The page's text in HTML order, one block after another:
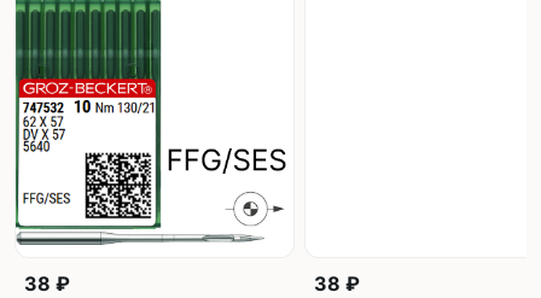
38 ₽ 38 ₽